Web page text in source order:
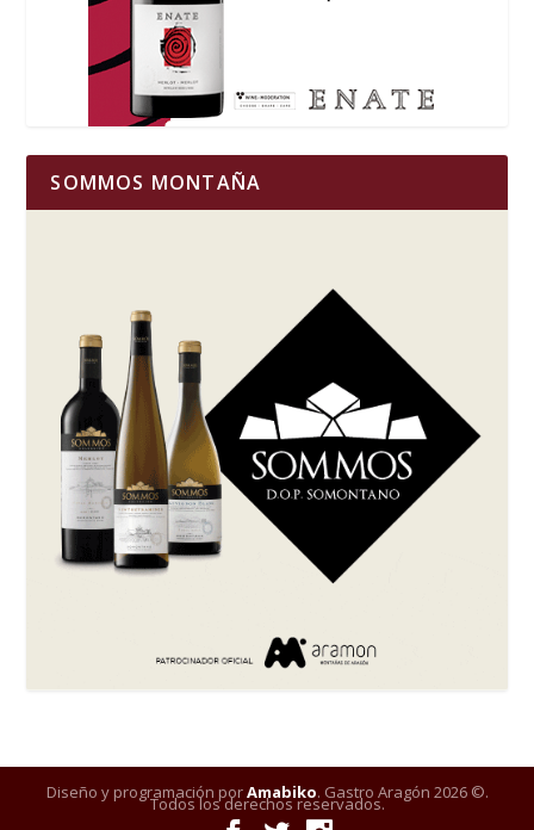
SOMMOS MONTAÑA
Diseño y programación porAmabiko. Gastro Aragón 2026 ©.
Todos los derechos reservados.